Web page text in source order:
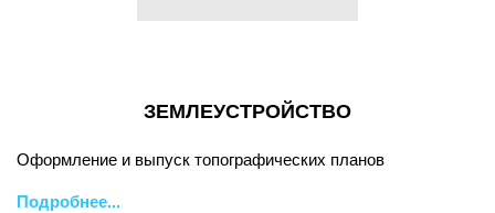
ЗЕМЛЕУСТРОЙСТВО
Оформление и выпуск топографических планов
Подробнее...